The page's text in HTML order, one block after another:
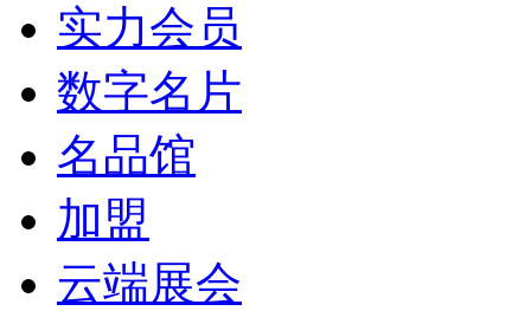
实力会员
数字名片
名品馆
加盟
云端展会